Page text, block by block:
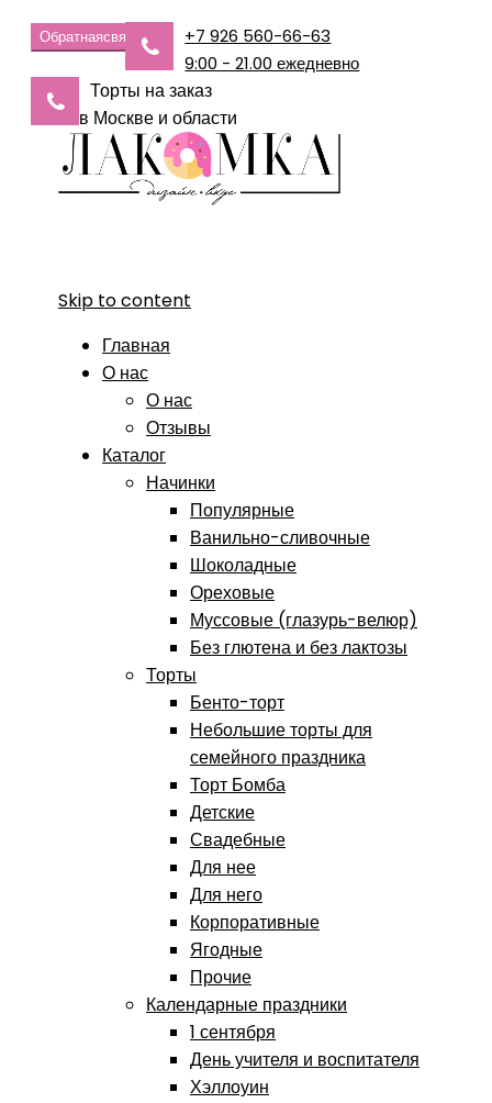
Обратнаясвязь
+7 926 560-66-63
9:00 - 21.00 ежедневно
Торты на заказ
в Москве и области
Skip to content
Главная
О нас
О нас
Отзывы
Каталог
Начинки
Популярные
Ванильно-сливочные
Шоколадные
Ореховые
Муссовые (глазурь-велюр)
Без глютена и без лактозы
Торты
Бенто-торт
Небольшие торты для
семейного праздника
Торт Бомба
Детские
Свадебные
Для нее
Для него
Корпоративные
Ягодные
Прочие
Календарные праздники
1 сентября
День учителя и воспитателя
Хэллоуин